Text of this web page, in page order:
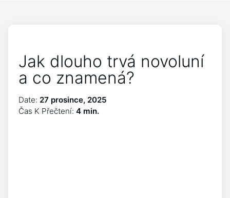
Jak dlouho trvá novoluní
a co znamená?
Date: 27 prosince, 2025
Čas K Přečtení: 4 min.